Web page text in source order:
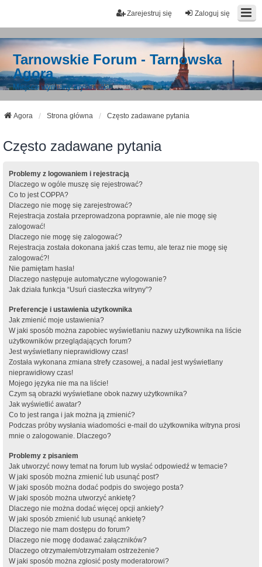
Zaloguj się
Zarejestruj się
Tarnowskie Forum - Tarnowska
Agora
Miejsce wymiany myśli i idei
Agora Strona główna Często zadawane pytania
Często zadawane pytania
Problemy z logowaniem i rejestracją
Dlaczego w ogóle muszę się rejestrować?
Co to jest COPPA?
Dlaczego nie mogę się zarejestrować?
Rejestracja została przeprowadzona poprawnie, ale nie mogę się
zalogować!
Dlaczego nie mogę się zalogować?
Rejestracja została dokonana jakiś czas temu, ale teraz nie mogę się
zalogować?!
Nie pamiętam hasła!
Dlaczego następuje automatyczne wylogowanie?
Jak działa funkcja “Usuń ciasteczka witryny”?
Preferencje i ustawienia użytkownika
Jak zmienić moje ustawienia?
W jaki sposób można zapobiec wyświetlaniu nazwy użytkownika na liście
użytkowników przeglądających forum?
Jest wyświetlany nieprawidłowy czas!
Została wykonana zmiana strefy czasowej, a nadal jest wyświetlany
nieprawidłowy czas!
Mojego języka nie ma na liście!
Czym są obrazki wyświetlane obok nazwy użytkownika?
Jak wyświetlić awatar?
Co to jest ranga i jak można ją zmienić?
Podczas próby wysłania wiadomości e-mail do użytkownika witryna prosi
mnie o zalogowanie. Dlaczego?
Problemy z pisaniem
Jak utworzyć nowy temat na forum lub wysłać odpowiedź w temacie?
W jaki sposób można zmienić lub usunąć post?
W jaki sposób można dodać podpis do swojego posta?
W jaki sposób można utworzyć ankietę?
Dlaczego nie można dodać więcej opcji ankiety?
W jaki sposób zmienić lub usunąć ankietę?
Dlaczego nie mam dostępu do forum?
Dlaczego nie mogę dodawać załączników?
Dlaczego otrzymałem/otrzymałam ostrzeżenie?
W jaki sposób można zgłosić posty moderatorowi?